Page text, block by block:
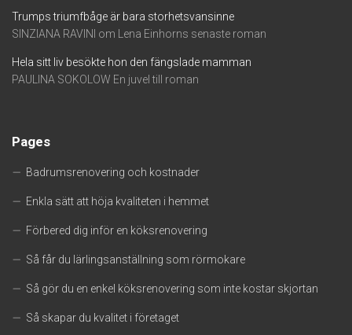
Trumps triumfbåge är bara storhetsvansinne
SINZIANA RAVINI om Lena Einhorns senaste roman
Hela sitt liv besökte hon den fängslade mamman
PAULINA SOKOLOW En juvel till roman
Pages
Badrumsrenovering och kostnader
Enkla sätt att höja kvaliteten i hemmet
Förbered dig inför en köksrenovering
Så får du lärlingsanställning som rörmokare
Så gör du en enkel köksrenovering som inte kostar skjortan
Så skapar du kvalitet i företaget